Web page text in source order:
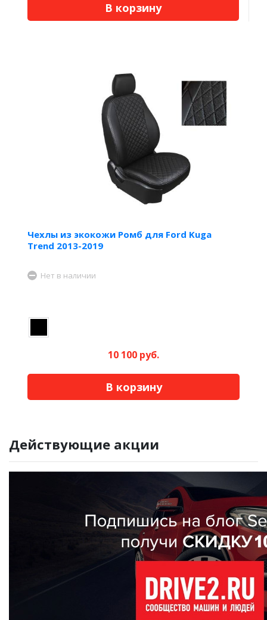
В корзину
Чехлы из экокожи Ромб для Ford Kuga
Trend 2013-2019
Нет в наличии
10 100 руб.
В корзину
Действующие акции